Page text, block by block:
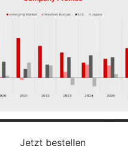
Jetzt bestellen